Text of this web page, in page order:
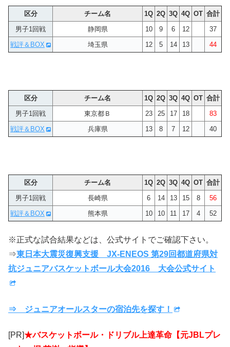
区分 チーム名 1Q 2Q 3Q 4Q OT 合計
男子1回戦
静岡県 10 9 6 12
37
戦評＆BOX
埼玉県 12 5 14 13 44
区分 チーム名 1Q 2Q 3Q 4Q OT 合計
男子1回戦
東京都Ｂ 23 25 17 18
83
戦評＆BOX
兵庫県 13 8 7 12 40
区分 チーム名 1Q 2Q 3Q 4Q OT 合計
男子1回戦
長崎県 6 14 13 15 8
56
戦評＆BOX
熊本県 10 10 11 17 4 52
※正式な試合結果などは、公式サイトでご確認下さい。
⇒東日本大震災復興支援 JX-ENEOS 第29回都道府県対
抗ジュニアバスケットボール大会2016 大会公式サイト
⇒ ジュニアオールスターの宿泊先を探す！
[PR]★バスケットボール・ドリブル上達革命【元JBLプレ